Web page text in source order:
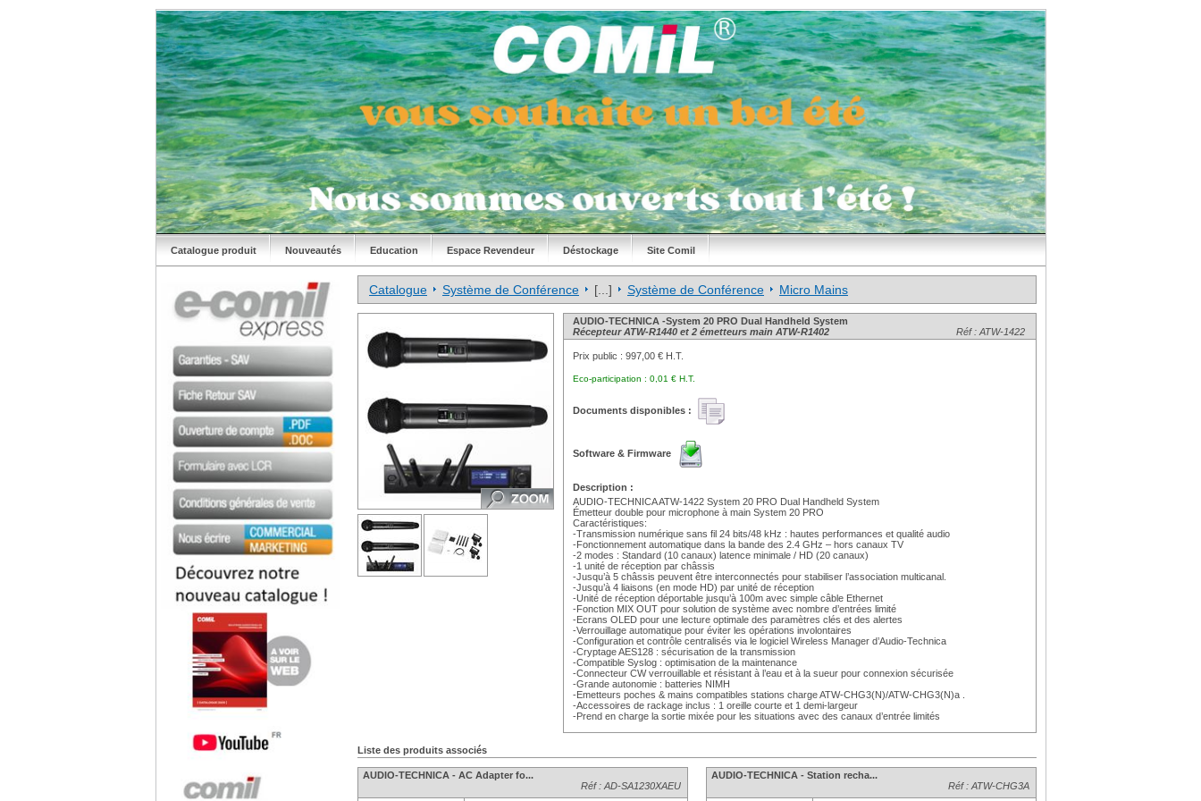
Catalogue produit Nouveautés Education Espace Revendeur Déstockage Site Comil
Catalogue Système de Conférence [...] Système de Conférence Micro Mains
AUDIO-TECHNICA -System 20 PRO Dual Handheld System
Récepteur ATW-R1440 et 2 émetteurs main ATW-R1402
Réf : ATW-1422
Prix public : 997,00 € H.T.
Eco-participation : 0,01 € H.T.
Documents disponibles :
Software & Firmware
Description :
AUDIO-TECHNICA ATW-1422 System 20 PRO Dual Handheld System
Émetteur double pour microphone à main System 20 PRO
Caractéristiques:
-Transmission numérique sans fil 24 bits/48 kHz : hautes performances et qualité audio
-Fonctionnement automatique dans la bande des 2.4 GHz – hors canaux TV
-2 modes : Standard (10 canaux) latence minimale / HD (20 canaux)
-1 unité de réception par châssis
-Jusqu’à 5 châssis peuvent être interconnectés pour stabiliser l’association multicanal.
-Jusqu’à 4 liaisons (en mode HD) par unité de réception
-Unité de réception déportable jusqu’à 100m avec simple câble Ethernet
-Fonction MIX OUT pour solution de système avec nombre d’entrées limité
-Ecrans OLED pour une lecture optimale des paramètres clés et des alertes
-Verrouillage automatique pour éviter les opérations involontaires
-Configuration et contrôle centralisés via le logiciel Wireless Manager d’Audio-Technica
-Cryptage AES128 : sécurisation de la transmission
-Compatible Syslog : optimisation de la maintenance
-Connecteur CW verrouillable et résistant à l’eau et à la sueur pour connexion sécurisée
-Grande autonomie : batteries NIMH
-Emetteurs poches & mains compatibles stations charge ATW-CHG3(N)/ATW-CHG3(N)a .
-Accessoires de rackage inclus : 1 oreille courte et 1 demi-largeur
-Prend en charge la sortie mixée pour les situations avec des canaux d’entrée limités
Liste des produits associés
AUDIO-TECHNICA - AC Adapter fo...
Réf : AD-SA1230XAEU
AUDIO-TECHNICA - Station recha...
Réf : ATW-CHG3A